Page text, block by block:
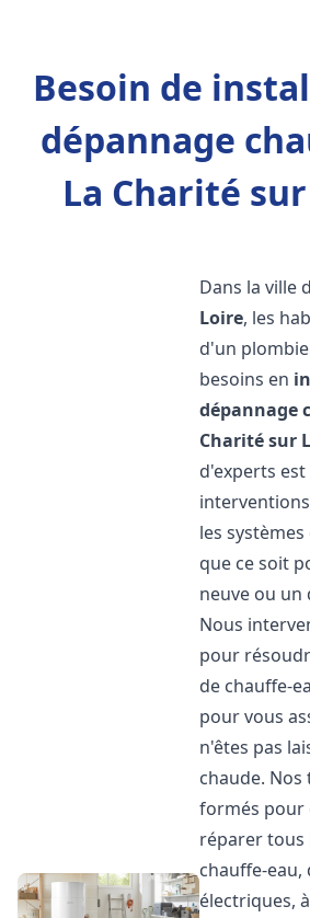
Besoin de
dépannage
La Charité
Dans la ville
Loire, les
d'un
besoins en
dépannage
Charité sur
d'experts est
les
que ce soit
neuve ou un
Nous
pour
de chauffe-
pour vous
n'êtes pas
chaude.
formés pour
réparer tous
chauffe-
électriques,